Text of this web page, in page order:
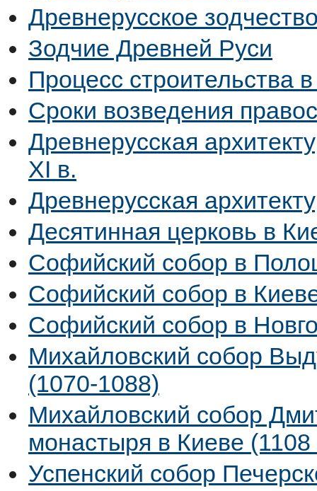
Древнерусское
Зодчие Древней Руси
Процесс строительства
Сроки возведения
Древнерусская
XI в.
Древнерусская
Десятинная церковь в
Софийский собор в
Софийский собор в
Софийский собор в
Михайловский собор
(1070-1088)
Михайловский собор
монастыря в Киеве
Успенский собор